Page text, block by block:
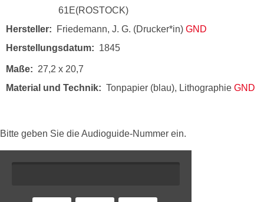
61E(ROSTOCK)
Hersteller
Friedemann, J. G. (Drucker*in) GND
Herstellungsdatum
1845
Maße
27,2 x 20,7
Material und Technik
Tonpapier (blau), Lithographie GND
Bitte geben Sie die Audioguide-Nummer ein.